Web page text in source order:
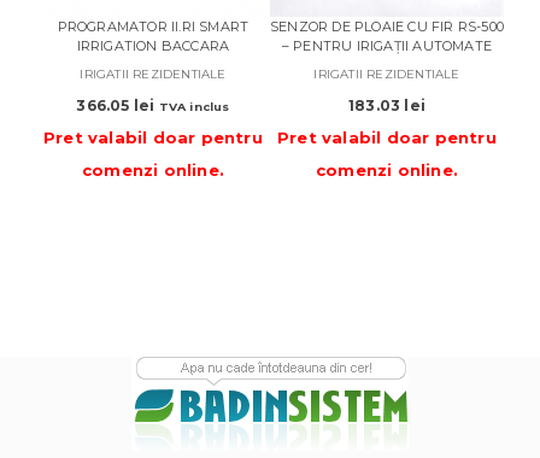
PROGRAMATOR II.RI SMART
IRRIGATION BACCARA
IRIGATII REZIDENTIALE
366.05 lei TVA inclus
Pret valabil doar pentru
comenzi online.
SENZOR DE PLOAIE CU FIR RS-500
– PENTRU IRIGAȚII AUTOMATE
IRIGATII REZIDENTIALE
183.03 lei
Pret valabil doar pentru
comenzi online.